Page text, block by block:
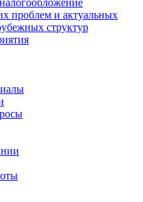
проблем и актуальных
структур